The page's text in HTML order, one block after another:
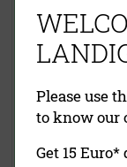
Please use
to know our
Get 15